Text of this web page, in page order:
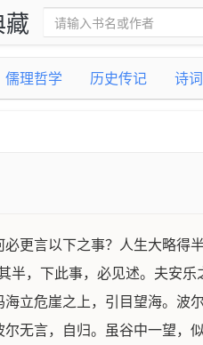
儒理哲学 历史传记 诗
必更言以下之事？人生大略得
半，下此事，必见述。夫安
海立危崖之上，引目望海。波
尔无言，自归。虽谷中一望，